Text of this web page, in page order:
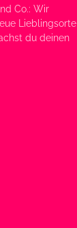
Co.: Wir
Lieblingsorte
du deinen